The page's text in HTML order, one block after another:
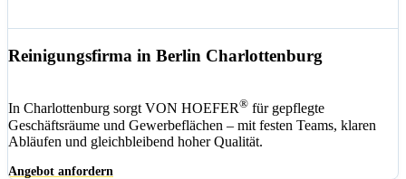
Reinigungsfirma in Berlin Charlottenburg
In Charlottenburg sorgt VON HOEFER® für gepflegte
Geschäftsräume und Gewerbeflächen – mit festen Teams, klaren
Abläufen und gleichbleibend hoher Qualität.
Angebot anfordern